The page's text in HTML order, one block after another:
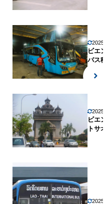
2025年
ビエン
バス移
2025年
ビエン
トサオ
2025年